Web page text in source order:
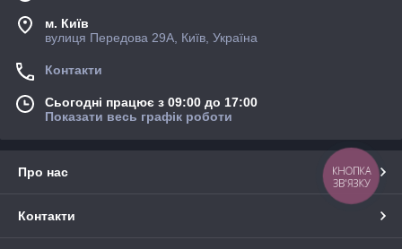
м. Київ
вулиця Передова 29А, Київ, Україна
Контакти
Сьогодні працює з 09:00 до 17:00
Показати весь графік роботи
Про нас
Контакти
КНОПКА
ЗВ'ЯЗКУ